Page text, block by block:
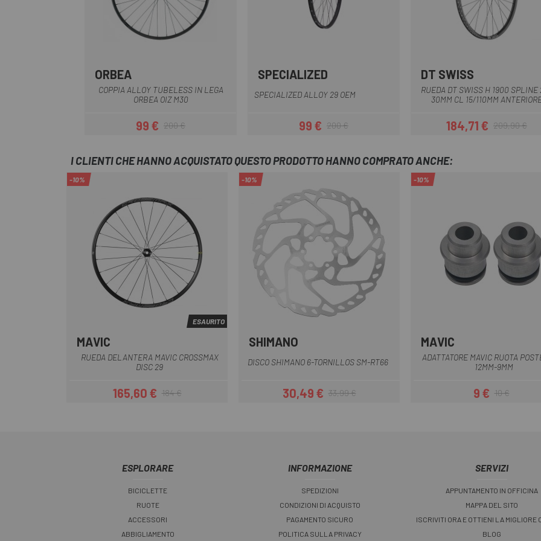
ORBEA
COPPIA ALLOY TUBELESS IN LEGA
ORBEA OIZ M30
Prezzo
99 € Prezzo base
200 €
Nero
SPECIALIZED
SPECIALIZED ALLOY 29 OEM
Prezzo
99 € Prezzo base
200 €
DT SWISS
RUEDA DT SWISS H 1900 SPLINE
30MM CL 15/110MM
Prezzo
184,71 €Prezzo base
209,90 €
I CLIENTI CHE HANNO ACQUISTATO QUESTO PRODOTTO HANNO COMPRATO ANCHE:
-10%
ESAURITO
MAVIC
RUEDA DELANTERA MAVIC CROSSMAX
DISC 29
Prezzo
165,60 €Prezzo base
184 €
-10%
SHIMANO
DISCO SHIMANO 6-TORNILLOS SM-RT66
Prezzo
30,49 €Prezzo base
33,99 €
-10%
MAVIC
ADATTATORE MAVIC RUOTA
12MM-9MM
Prezzo
9 € Prezzo base
10 €
ESPLORARE
BICICLETTE
RUOTE
ACCESSORI
ABBIGLIAMENTO
INFORMAZIONE
SPEDIZIONI
CONDIZIONI DI ACQUISTO
PAGAMENTO SICURO
POLITICA SULLA PRIVACY
SERVIZI
APPUNTAMENTO IN OFFICINA
MAPPA DEL SITO
ISCRIVITI ORA E OTTIENI LA MIGLIORE
BLOG